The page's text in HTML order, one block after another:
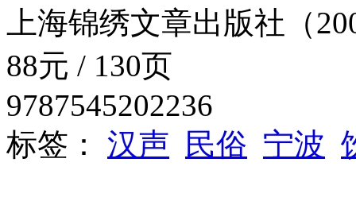
上海锦绣文章出版社（
88元 / 130页
9787545202236
标签： 汉声 民俗 宁波